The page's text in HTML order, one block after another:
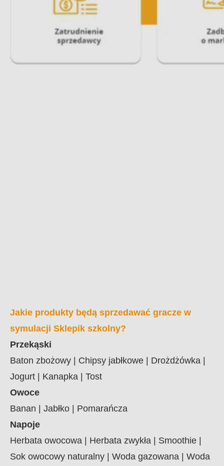
Jakie produkty będą sprzedawać gracze w
symulacji Sklepik szkolny?
Przekąski
Baton zbożowy | Chipsy jabłkowe | Drożdżówka |
Jogurt | Kanapka | Tost
Owoce
Banan | Jabłko | Pomarańcza
Napoje
Herbata owocowa | Herbata zwykła | Smoothie |
Sok owocowy naturalny | Woda gazowana | Woda